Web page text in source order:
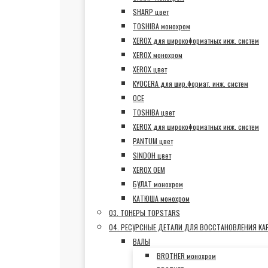
SHARP цвет
TOSHIBA монохром
XEROX для широкоформатных инж. систем
XEROX монохром
XEROX цвет
KYOCERA для шир.формат. инж. систем
OCE
TOSHIBA цвет
XEROX для широкоформатных инж. систем
PANTUM цвет
SINDOH цвет
XEROX OEM
БУЛАТ монохром
КАТЮША монохром
03. ТОНЕРЫ TOPSTARS
04. РЕСУРСНЫЕ ДЕТАЛИ ДЛЯ ВОССТАНОВЛЕНИЯ
ВАЛЫ
BROTHER монохром